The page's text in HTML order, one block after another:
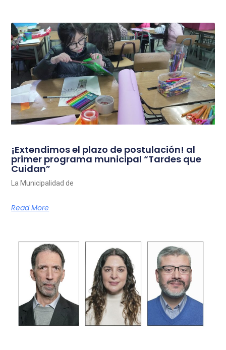
¡Extendimos el plazo de postulación! al
primer programa municipal “Tardes que
Cuidan”
La Municipalidad de
Read More